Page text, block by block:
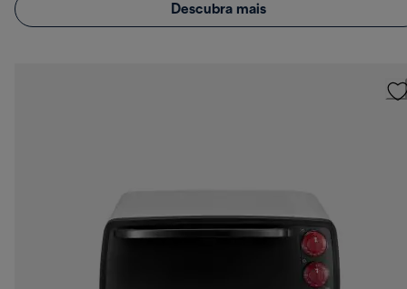
Descubra mais